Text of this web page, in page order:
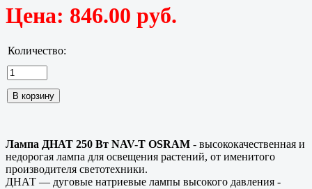
Цена: 846.00 руб.
Количество:
Лампа ДНАТ 250 Вт NAV-T OSRAM - высококачественная и
недорогая лампа для освещения растений, от именитого
производителя светотехники.
ДНАТ — дуговые натриевые лампы высокого давления -